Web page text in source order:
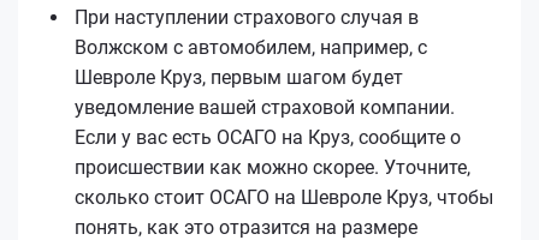
При наступлении страхового случая в
Волжском с автомобилем, например, с
Шевроле Круз, первым шагом будет
уведомление вашей страховой компании.
Если у вас есть ОСАГО на Круз, сообщите о
происшествии как можно скорее. Уточните,
сколько стоит ОСАГО на Шевроле Круз, чтобы
понять, как это отразится на размере